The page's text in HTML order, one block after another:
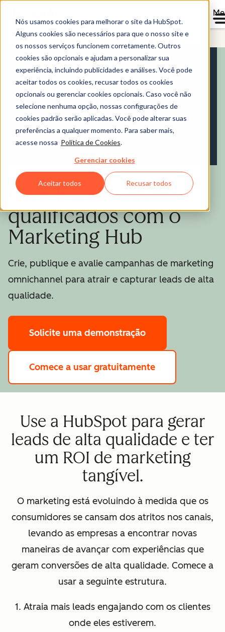
Nós usamos cookies para melhorar o site da HubSpot.
Alguns cookies são necessários para que o nosso site e
os nossos serviços funcionem corretamente. Outros
cookies são opcionais e ajudam a personalizar sua
experiência, incluindo publicidades e análises. Você pode
aceitar todos os cookies, recusar todos os cookies
opcionais ou gerenciar cookies opcionais. Caso você não
selecione nenhuma opção, nossas configurações de
cookies padrão serão aplicadas. Você pode alterar suas
preferências a qualquer momento. Para saber mais,
acesse nossa Política de Cookies.
Gerenciar cookies
Aceitar todos Recusar todos
Gere leads mais
qualificados com o
Marketing Hub
Crie, publique e avalie campanhas de marketing
omnichannel para atrair e capturar leads de alta
qualidade.
Solicite uma demonstração
Comece a usar gratuitamente
Use a HubSpot para gerar
leads de alta qualidade e ter
um ROI de marketing
tangível.
O marketing está evoluindo à medida que os
consumidores se cansam dos atritos nos canais,
levando as empresas a encontrar novas
maneiras de avançar com experiências que
geram conversões de alta qualidade. Comece a
usar a seguinte estrutura.
1. Atraia mais leads engajando com os clientes
onde eles estiverem.